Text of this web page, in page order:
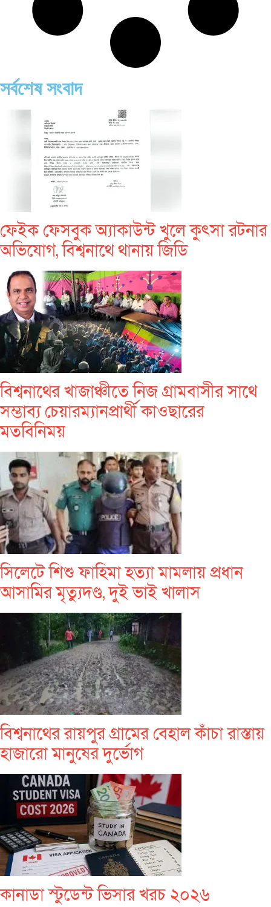
সর্বশেষ সংবাদ
ফেইক ফেসবুক অ্যাকাউন্ট খুলে কুৎসা রটনার
অভিযোগ, বিশ্বনাথে থানায় জিডি
বিশ্বনাথের খাজাঞ্চীতে নিজ গ্রামবাসীর সাথে
সম্ভাব্য চেয়ারম্যানপ্রার্থী কাওছারের
মতবিনিময়
সিলেটে শিশু ফাহিমা হত্যা মামলায় প্রধান
আসামির মৃত্যুদণ্ড, দুই ভাই খালাস
বিশ্বনাথের রায়পুর গ্রামের বেহাল কাঁচা রাস্তায়
হাজারো মানুষের দুর্ভোগ
কানাডা স্টুডেন্ট ভিসার খরচ ২০২৬